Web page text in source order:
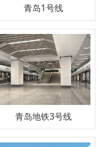
青岛1号线
青岛地铁3号线